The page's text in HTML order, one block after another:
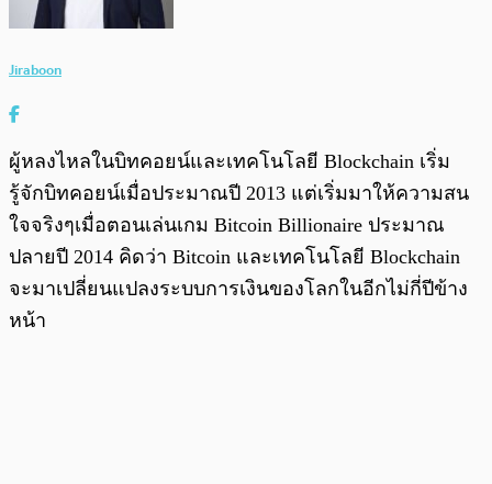
Jiraboon
ผู้หลงไหลในบิทคอยน์และเทคโนโลยี Blockchain เริ่ม
รู้จักบิทคอยน์เมื่อประมาณปี 2013 แต่เริ่มมาให้ความสน
ใจจริงๆเมื่อตอนเล่นเกม Bitcoin Billionaire ประมาณ
ปลายปี 2014 คิดว่า Bitcoin และเทคโนโลยี Blockchain
จะมาเปลี่ยนแปลงระบบการเงินของโลกในอีกไม่กี่ปีข้าง
หน้า